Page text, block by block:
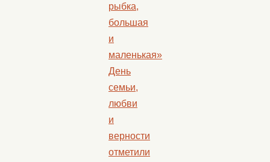
рыбка,
большая
и
маленькая»
День
семьи,
любви
и
верности
отметили